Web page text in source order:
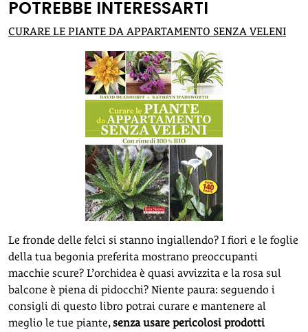
POTREBBE INTERESSARTI
CURARE LE PIANTE DA APPARTAMENTO SENZA VELENI
Le fronde delle felci si stanno ingiallendo? I fiori e le foglie
della tua begonia preferita mostrano preoccupanti
macchie scure? L’orchidea è quasi avvizzita e la rosa sul
balcone è piena di pidocchi? Niente paura: seguendo i
consigli di questo libro potrai curare e mantenere al
meglio le tue piante,senza usare pericolosi prodotti